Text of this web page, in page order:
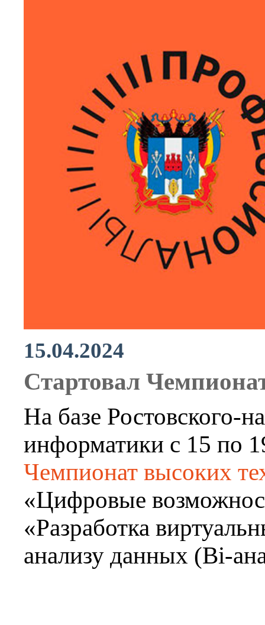
15.04.2024
Стартовал
На базе Ростовского-
информатики с 15 по
Чемпионат высоких
«Цифровые
«Разработка
анализу данных (Bi-